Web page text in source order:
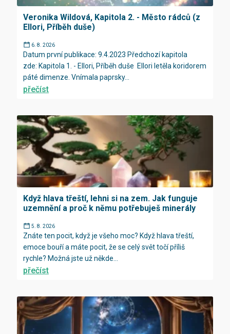
Veronika Wildová, Kapitola 2. - Město rádců (z
Ellori, Příběh duše)
6. 8. 2026
Datum první publikace: 9.4.2023 Předchozí kapitola
zde: Kapitola 1. - Ellori, Příběh duše Ellori letěla koridorem
páté dimenze. Vnímala paprsky...
přečíst
Když hlava třeští, lehni si na zem. Jak funguje
uzemnění a proč k němu potřebuješ minerály
5. 8. 2026
Znáte ten pocit, když je všeho moc? Když hlava třeští,
emoce bouří a máte pocit, že se celý svět točí příliš
rychle? Možná jste už někde...
přečíst